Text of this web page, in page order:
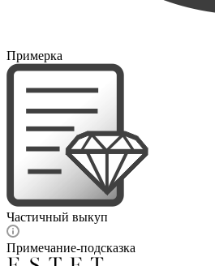
Примерка
Частичный выкуп
Примечание-подсказка